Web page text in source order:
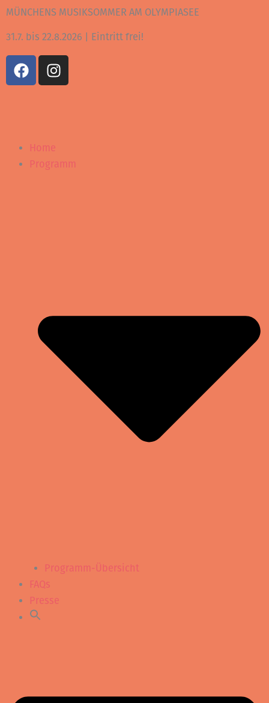
Zum
springen
MÜNCHENS MUSIKSOMMER AM OLYMPIASEE
31.7. bis 22.8.2026 | Eintritt frei!
F
a
o
k
I
n
r
a
Home
Programm
Programm-Übersicht
FAQs
Presse